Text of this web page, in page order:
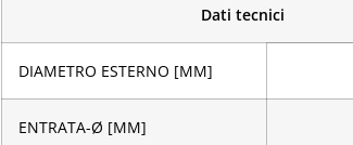
Dati tecnici
DIAMETRO ESTERNO [MM]
ENTRATA-Ø [MM]